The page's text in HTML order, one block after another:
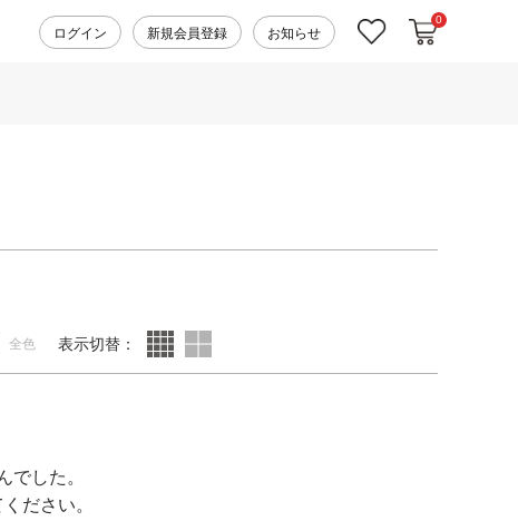
ログイン 新規会員登録 お知らせ お気に入りカートに入
0
全色 表示切替：
でした。
ださい。